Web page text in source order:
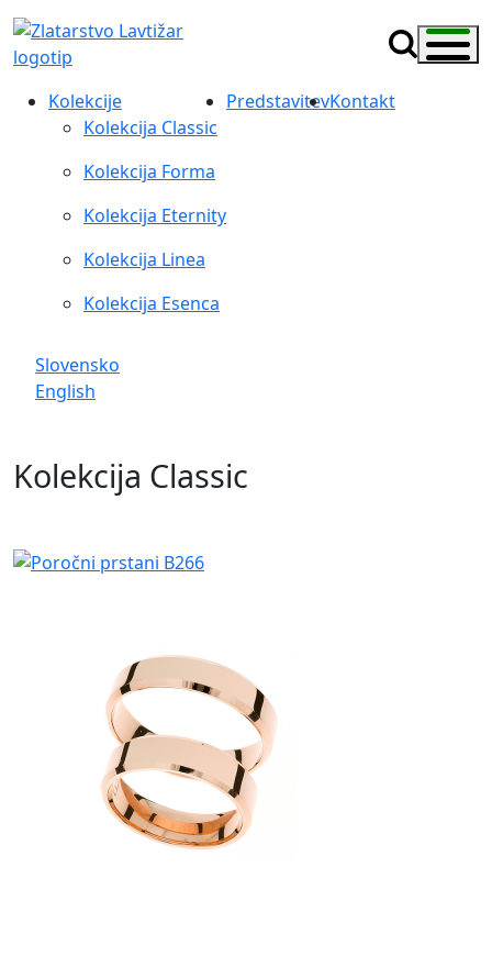
Kolekcije
Kolekcija Classic
Kolekcija Forma
Kolekcija Eternity
Kolekcija Linea
Kolekcija Esenca
PredstavitevKontakt
Slovensko
English
Kolekcija Classic